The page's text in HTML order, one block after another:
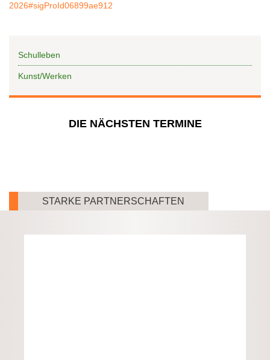
2026#sigProId06899ae912
Schulleben
Kunst/Werken
DIE NÄCHSTEN TERMINE
STARKE PARTNERSCHAFTEN